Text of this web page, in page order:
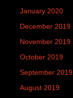
January 2020
December 2019
November 2019
October 2019
September 2019
August 2019